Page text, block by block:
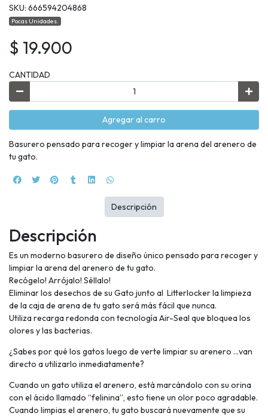
SKU: 666594204868
Pocas Unidades.
$ 19.900
CANTIDAD
Agregar al carro
Basurero pensado para recoger y limpiar la arena del arenero de
tu gato.
Descripción
Es un moderno basurero de diseño único pensado para recoger y
limpiar la arena del arenero de tu gato.
Recógelo! Arrójalo! Séllalo!
Eliminar los desechos de su Gato junto al Litterlocker la limpieza
de la caja de arena de tu gato será más fácil que nunca.
Utiliza recarga redonda con tecnología Air-Seal que bloquea los
olores y las bacterias.
¿Sabes por qué los gatos luego de verte limpiar su arenero …van
directo a utilizarlo inmediatamente?
Cuando un gato utiliza el arenero, está marcándolo con su orina
con el ácido llamado “felinina”, esto tiene un olor poco agradable.
Cuando limpias el arenero, tu gato buscará nuevamente que su
Descripción